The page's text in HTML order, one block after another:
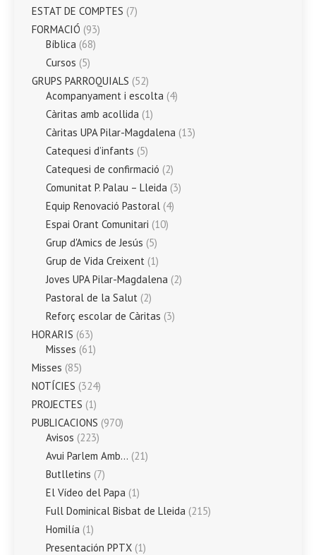
ESTAT DE COMPTES (7)
FORMACIÓ (93)
Bíblica (68)
Cursos (5)
GRUPS PARROQUIALS (52)
Acompanyament i escolta (4)
Càritas amb acollida (1)
Càritas UPA Pilar-Magdalena (13)
Catequesi d’infants (5)
Catequesi de confirmació (2)
Comunitat P. Palau – Lleida (3)
Equip Renovació Pastoral (4)
Espai Orant Comunitari (10)
Grup d'Amics de Jesús (5)
Grup de Vida Creixent (1)
Joves UPA Pilar-Magdalena (2)
Pastoral de la Salut (2)
Reforç escolar de Càritas (3)
HORARIS (63)
Misses (61)
Misses (85)
NOTÍCIES (324)
PROJECTES (1)
PUBLICACIONS (970)
Avisos (223)
Avui Parlem Amb… (21)
Butlletins (7)
El Vídeo del Papa (1)
Full Dominical Bisbat de Lleida (215)
Homilía (1)
Presentación PPTX (1)